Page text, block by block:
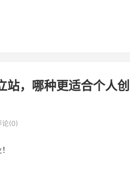
，哪种更适合个人创
论(0)